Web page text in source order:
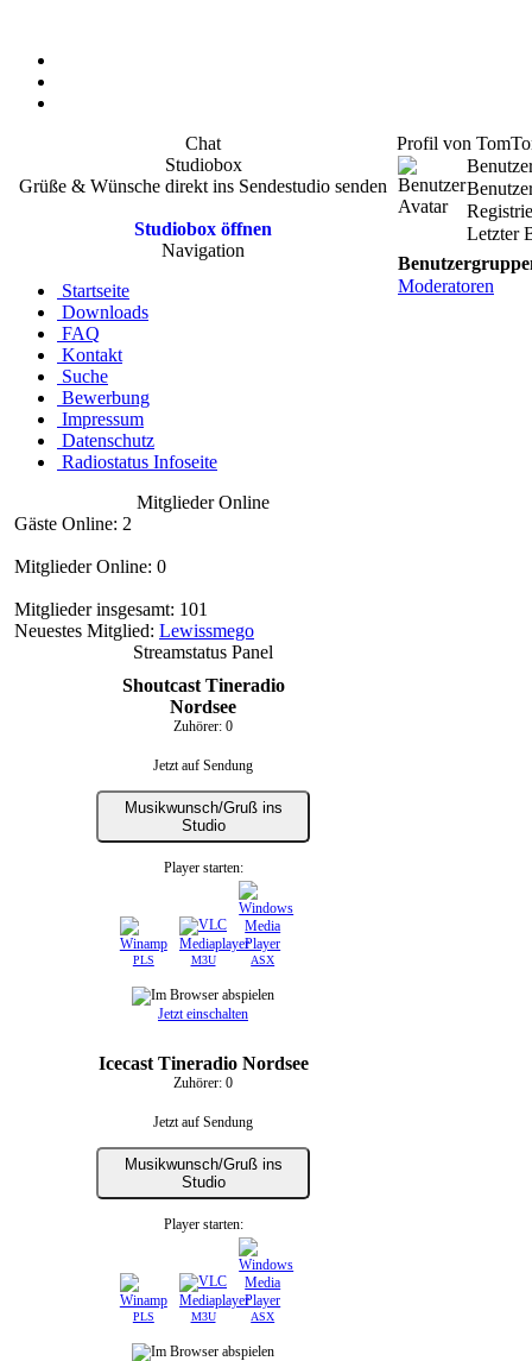
Chat
Studiobox
Grüße & Wünsche direkt ins Sendestudio senden
Studiobox öffnen
Navigation
Startseite
Downloads
FAQ
Kontakt
Suche
Bewerbung
Impressum
Datenschutz
Radiostatus Infoseite
Mitglieder Online
Gäste Online: 2
Mitglieder Online: 0
Mitglieder insgesamt: 101
Neuestes Mitglied: Lewissmego
Streamstatus Panel
Shoutcast Tineradio
Nordsee
Zuhörer: 0
Jetzt auf Sendung
Musikwunsch/Gruß ins
Studio
Player starten:
PLS M3U ASX
Jetzt einschalten
Icecast Tineradio Nordsee
Zuhörer: 0
Jetzt auf Sendung
Musikwunsch/Gruß ins
Studio
Player starten:
PLS M3U ASX
Profil von
Letzter
Moderatoren